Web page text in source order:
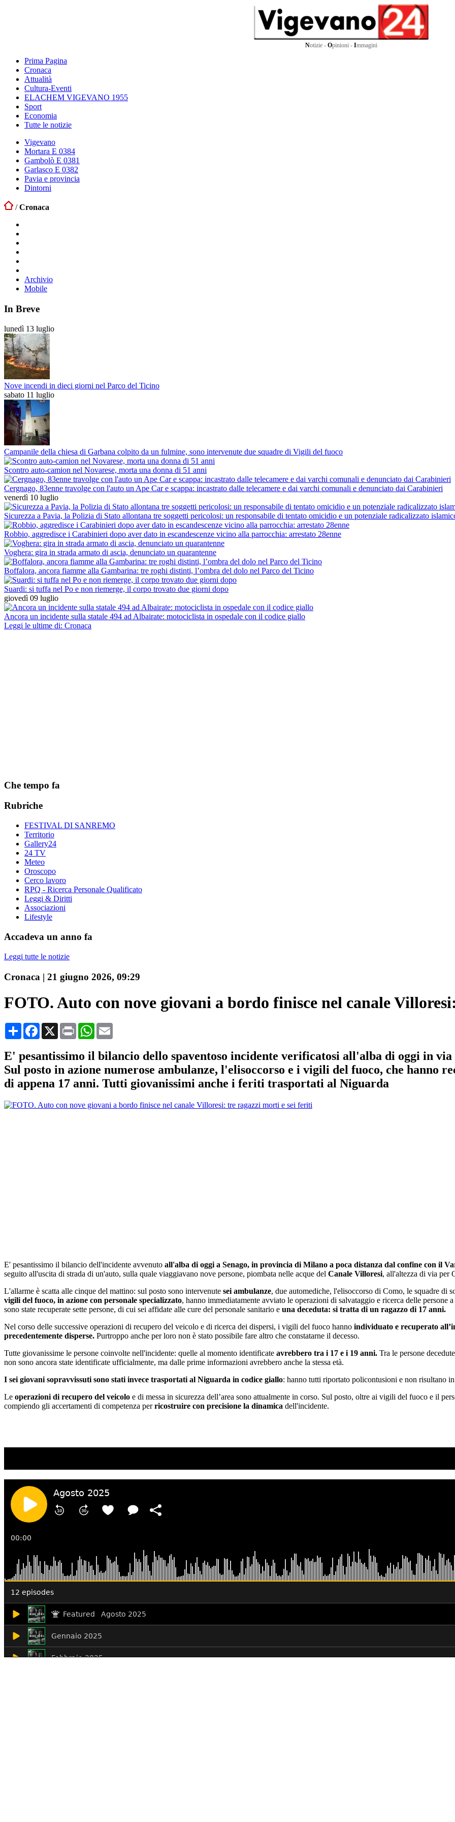
Notizie - Opinioni - Immagini
Prima Pagina
Cronaca
Attualità
Cultura-Eventi
ELACHEM VIGEVANO 1955
Sport
Economia
Tutte le notizie
Vigevano
Mortara E 0384
Gambolò E 0381
Garlasco E 0382
Pavia e provincia
Dintorni
/Cronaca
Archivio
Mobile
In Breve
lunedì 13 luglio
Nove incendi in dieci giorni nel Parco del Ticino
sabato 11 luglio
Campanile della chiesa di Garbana colpito da un fulmine, sono intervenute due squadre di Vigili del fuoco
Scontro auto-camion nel Novarese, morta una donna di 51 anni
Cergnago, 83enne travolge con l'auto un Ape Car e scappa: incastrato dalle telecamere e dai varchi comunali e denunciato dai Carabinieri
venerdì 10 luglio
Sicurezza a Pavia, la Polizia di Stato allontana tre soggetti pericolosi: un responsabile di tentato omicidio e un potenziale radicalizzato
Robbio, aggredisce i Carabinieri dopo aver dato in escandescenze vicino alla parrocchia: arrestato 28enne
Voghera: gira in strada armato di ascia, denunciato un quarantenne
Boffalora, ancora fiamme alla Gambarina: tre roghi distinti, l’ombra del dolo nel Parco del Ticino
Suardi: si tuffa nel Po e non riemerge, il corpo trovato due giorni dopo
giovedì 09 luglio
Ancora un incidente sulla statale 494 ad Albairate: motociclista in ospedale con il codice giallo
Leggi le ultime di: Cronaca
Che tempo fa
Rubriche
FESTIVAL DI SANREMO
Territorio
Gallery24
24 TV
Meteo
Oroscopo
Cerco lavoro
RPQ - Ricerca Personale Qualificato
Leggi & Diritti
Associazioni
Lifestyle
Accadeva un anno fa
Leggi tutte le notizie
Cronaca | 21 giugno 2026, 09:29
FOTO. Auto con nove giovani a bordo finisce nel canale
CondividiFacebook
X Print WhatsApp
E' pesantissimo il bilancio dello spaventoso incidente verificatosi all'alba di oggi in via
Sul posto in azione numerose ambulanze, l'elisoccorso e i vigili del fuoco, che hanno
di appena 17 anni. Tutti giovanissimi anche i feriti trasportati al Niguarda
E' pesantissimo il bilancio dell'incidente avvenuto all'alba di oggi a Senago, in provincia di Milano a poca distanza dal confine con il
seguito all'uscita di strada di un'auto, sulla quale viaggiavano nove persone, piombata nelle acque del Canale Villoresi, all'altezza di via per
L'allarme è scatta alle cinque del mattino: sul posto sono intervenute sei ambulanze, due automediche, l'elisoccorso di Como, le squadre
vigili del fuoco, in azione con personale specializzato, hanno immediatamente avviato le operazioni di salvataggio e ricerca delle
sono state recuperate sette persone, di cui sei affidate alle cure del personale sanitario e una deceduta: si tratta di un ragazzo di 17 anni.
Nel corso delle successive operazioni di recupero del veicolo e di ricerca dei dispersi, i vigili del fuoco hanno individuato e recuperato
precedentemente disperse. Purtroppo anche per loro non è stato possibile fare altro che constatarne il decesso.
Tutte giovanissime le persone coinvolte nell'incidente: quelle al momento identificate avrebbero tra i 17 e i 19 anni. Tra le persone
non sono ancora state identificate ufficialmente, ma dalle prime informazioni avrebbero anche la stessa età.
I sei giovani sopravvissuti sono stati invece trasportati al Niguarda in codice giallo: hanno tutti riportato policontusioni e non risultano
Le operazioni di recupero del veicolo e di messa in sicurezza dell’area sono attualmente in corso. Sul posto, oltre ai vigili del fuoco e il
compiendo gli accertamenti di competenza perricostruire con precisione la dinamica dell'incidente.